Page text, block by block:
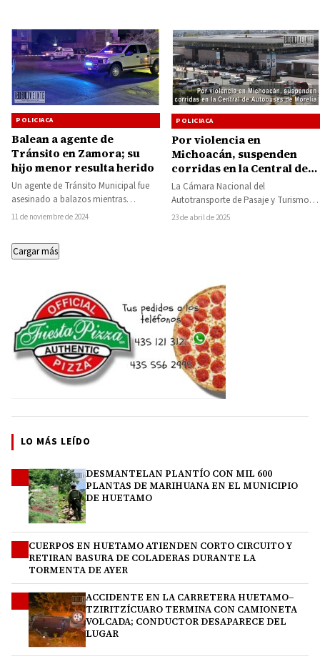
POLICIACA
Balean a agente de
Tránsito en Zamora; su
hijo menor resulta herido
Un agente de Tránsito Municipal fue
asesinado a balazos mientras
circulaba en motocicleta en
11 de noviembre de 2024
POLICIACA
Por violencia en
Michoacán, suspenden
corridas en la Central de
Autobuses de Morelia
La Cámara Nacional del
Autotransporte de Pasaje y Turismo
(Canapat) confirmó la cancelación
23 de abril de 2025
Cargar más
LO MÁS LEÍDO
DESMANTELAN PLANTÍO CON MIL 600
PLANTAS DE MARIHUANA EN EL MUNICIPIO
DE HUETAMO
CUERPOS EN HUETAMO ATIENDEN CORTO CIRCUITO Y
RETIRAN BASURA DE COLADERAS DURANTE LA
TORMENTA DE AYER
ACCIDENTE EN LA CARRETERA HUETAMO–
TZIRITZÍCUARO TERMINA CON CAMIONETA
VOLCADA; CONDUCTOR DESAPARECE DEL
LUGAR